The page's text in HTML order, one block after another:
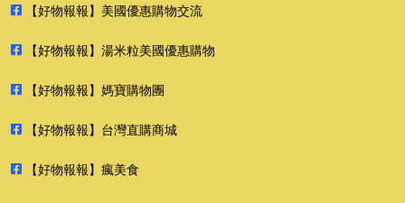
【好物報報】美國優惠購物交流
【好物報報】湯米粒美國優惠購物
【好物報報】媽寶購物團
【好物報報】台灣直購商城
【好物報報】瘋美食